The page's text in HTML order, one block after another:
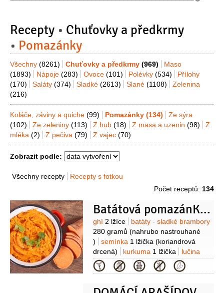
Recepty
Chuťovky a předkrmy
Pomazánky
Všechny (8261) Chuťovky a předkrmy (969)
Maso
(1893)
Nápoje (283) Ovoce (101) Polévky (534)
Přílohy
(170)
Saláty (374) Sladké (2613) Slané (1108)
Zelenina
(216)
Koláče, záviny a quiche (99) Pomazánky (134)
Ze sýra
(102)
Ze zeleniny (113) Z hub (18) Z masa a uzenin (98)
Z
mléka (2) Z pečiva (79) Z vajec (70)
Zobrazit podle:
Všechny recepty
Recepty s fotkou
Počet receptů: 134
Batátová pomazánKa s kváskovým chlebem
Suroviny
ghí 2 lžíce
batáty - sladké brambory
280 gramů (nahrubo nastrouhané
)
semínka 1 lžička (koriandrová
drcená)
kurkuma 1 lžička
lučina
200 gramů
Kategorie